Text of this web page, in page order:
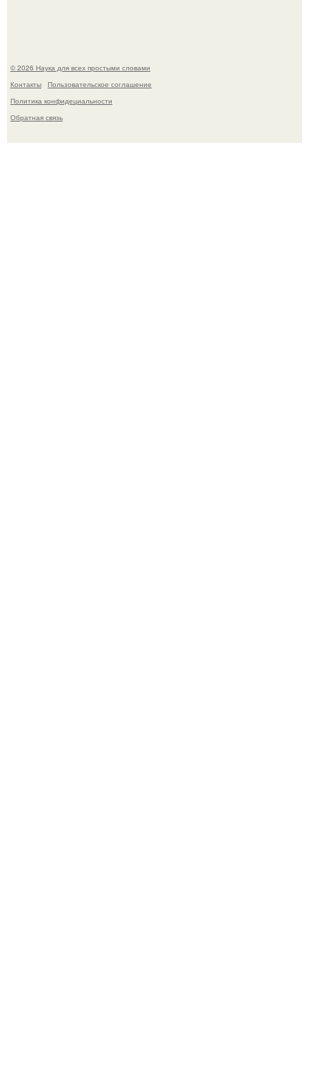
© 2026 Наука для всех простыми словами
Контакты
Пользовательское соглашение
Политика конфидециальности
Обратная связь